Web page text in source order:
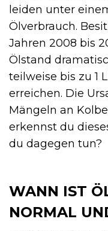
leiden unter
Ölverbrauch.
Jahren 2008 bis
Ölstand
teilweise bis zu 1
erreichen. Die
Mängeln an
erkennst du
du dagegen tun?
WANN IST
NORMAL